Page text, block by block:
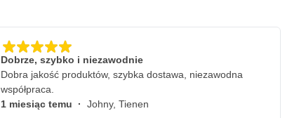
Dobrze, szybko i niezawodnie
Dobra jakość produktów, szybka dostawa, niezawodna
współpraca.
1 miesiąc temu · Johny, Tienen